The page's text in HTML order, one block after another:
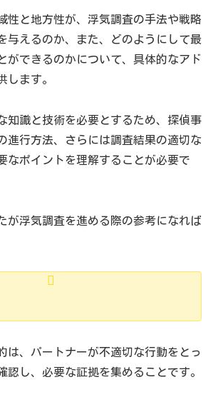
性と地方性が、浮気調査の手法や戦略
与えるのか、また、どのようにして最
ができるのかについて、具体的なアド
します。
知識と技術を必要とするため、探偵事
進行方法、さらには調査結果の適切な
なポイントを理解することが必要で
が浮気調査を進める際の参考になれば
は、パートナーが不適切な行動をとっ
認し、必要な証拠を集めることです。